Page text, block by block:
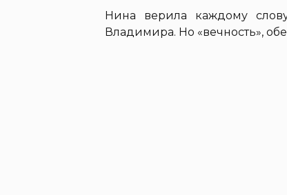
Нина верила каждому
Владимира. Но «вечность»,